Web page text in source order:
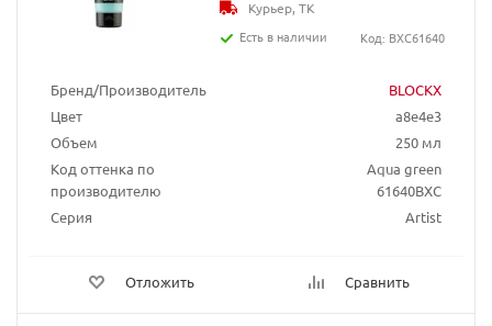
Бренд/Производитель
BLOCKX
Цвет
a8e4e3
Объем
250 мл
Код оттенка по
производителю
Aqua green
61640BXC
Серия
Artist
Отложить Сравнить
Курьер, ТК
Есть в наличии
Код: BXC61640